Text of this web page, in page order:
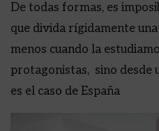
De todas formas, es
que divida rígidamente
menos cuando la
protagonistas, sino desde
es el caso de España